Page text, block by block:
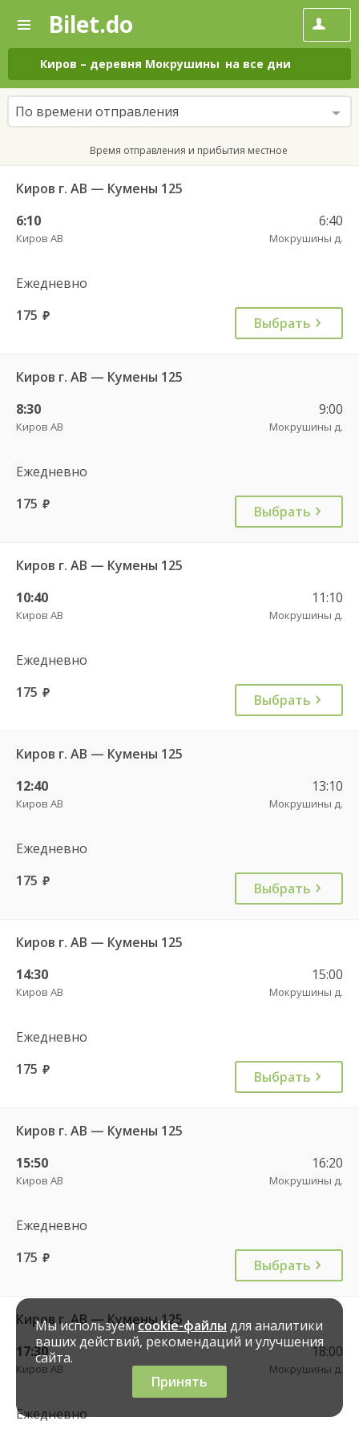
—
Поиск
и
покупка
билетов
на
автобус
онлайн
Bilet.do
Киров – деревня Мокрушины на все дни
По времени отправления
Время отправления и прибытия местное
Киров г. АВ — Кумены 125
6:10
Киров АВ
6:40
Мокрушины д.
Ежедневно
175 руб. Выбрать
Киров г. АВ — Кумены 125
8:30
Киров АВ
9:00
Мокрушины д.
Ежедневно
175 руб. Выбрать
Киров г. АВ — Кумены 125
10:40
Киров АВ
11:10
Мокрушины д.
Ежедневно
175 руб. Выбрать
Киров г. АВ — Кумены 125
12:40
Киров АВ
13:10
Мокрушины д.
Ежедневно
175 руб. Выбрать
Киров г. АВ — Кумены 125
14:30
Киров АВ
15:00
Мокрушины д.
Ежедневно
175 руб. Выбрать
Киров г. АВ — Кумены 125
15:50
Киров АВ
16:20
Мокрушины д.
Ежедневно
175 руб. Выбрать
Киров г. АВ — Кумены 125
17:30
Киров АВ
18:00
Мокрушины д.
Ежедневно
Мы используемcookie-файлы для аналитики
ваших действий, рекомендаций и улучшения
сайта.
Принять